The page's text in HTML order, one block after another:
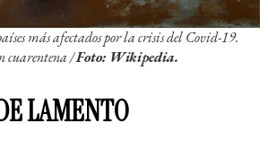
más afectados por la crisis del Covid-19.
cuarentena /Foto: Wikipedia.
LAMENTO